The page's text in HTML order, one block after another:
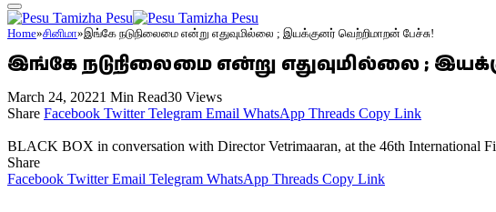
Home»சினிமா»இங்கே நடுநிலைமை என்று எதுவுமில்லை ; இயக்குனர் வெற்றிமாறன் பேச்சு!
இங்கே நடுநிலைமை என்று எதுவுமில்லை ;
March 24, 20221 Min Read30 Views
Share Facebook Twitter Telegram Email WhatsApp Threads Copy Link
BLACK BOX in conversation with Director Vetrimaaran, at the 46th International
Share
Facebook Twitter Email Telegram WhatsApp Threads Copy Link